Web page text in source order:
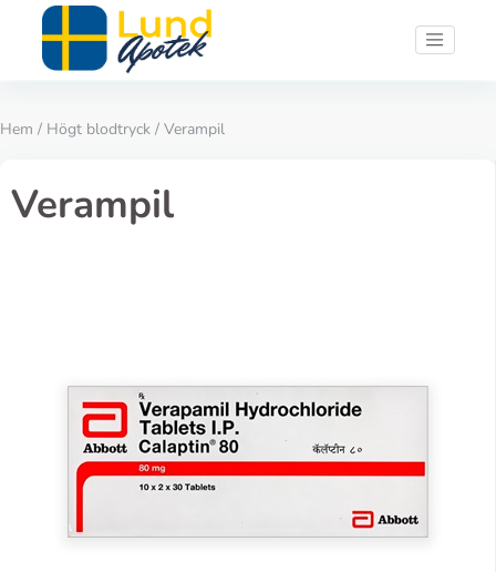
Hem / Högt blodtryck / Verampil
Verampil